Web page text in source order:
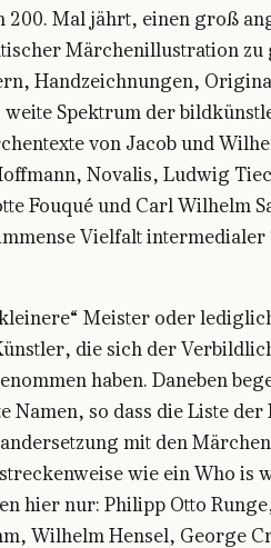
200. Mal jährt, einen groß
Märchenillustration zu
Handzeichnungen,
Spektrum der
von Jacob und
Novalis, Ludwig
Fouqué und Carl Wilhelm
Vielfalt
Meister oder
die sich der
haben. Daneben
Namen, so dass die Liste
mit den
wie ein Who is
hier nur: Philipp Otto
Wilhelm Hensel, George